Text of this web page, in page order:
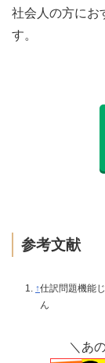
社会人の方にお
す。
参考文献
↑仕訳問題機能
ん
＼あ